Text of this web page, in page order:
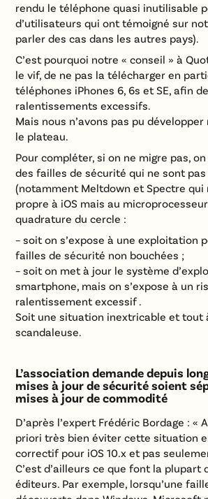
rendu le téléphone quasi inutilisable
d’utilisateurs qui ont témoigné sur
parler des cas dans les autres pays).
C’est pourquoi notre « conseil » à
le vif, de ne pas la télécharger en
téléphones iPhones 6, 6s et SE, afin
ralentissements excessifs.
Mais nous n’avons pas pu
le plateau.
Pour compléter, si on ne migre pas,
des failles de sécurité qui ne sont pas
(notamment Meltdown et Spectre qui
propre à iOS mais au
quadrature du cercle :
– soit on s’expose à une exploitation
failles de sécurité non bouchées ;
– soit on met à jour le système
smartphone, mais on s’expose à un
ralentissement excessif .
Soit une situation inextricable et tout
scandaleuse.
L’association demande depuis
mises à jour de sécurité soient
mises à jour de commodité
D’après l’expert Frédéric Bordage : «
priori très bien éviter cette situation
correctif pour iOS 10.x et pas
C’est d’ailleurs ce que font la plupart
éditeurs. Par exemple, lorsqu’une